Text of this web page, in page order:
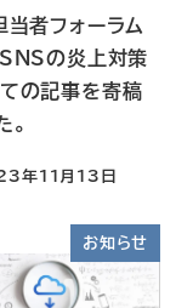
者フォーラム
の炎上対策
の記事を寄稿
。
年11月13日
お知らせ